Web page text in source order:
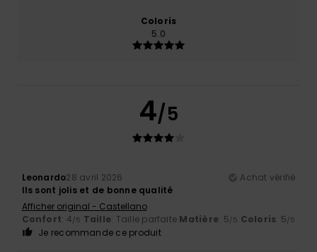
Coloris
5.0
4/5
Leonardo28 avril 2026
Achat vérifié
Ils sont jolis et de bonne qualité
Afficher original - Castellano
Confort: 4/5 Taille: Taille parfaite Matière: 5/5 Coloris: 5/5
Je recommande ce produit